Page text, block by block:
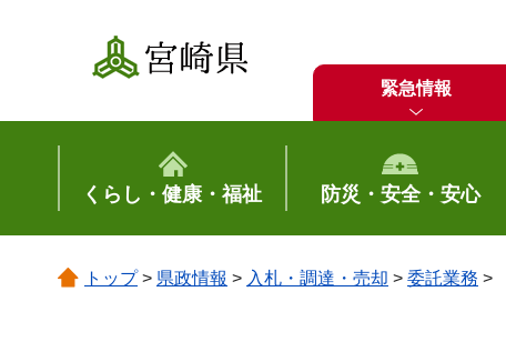
宮崎県
緊急情報
くらし・健康・福祉 防災・安全・安心
トップ> 県政情報 > 入札・調達・売却 > 委託業務 >